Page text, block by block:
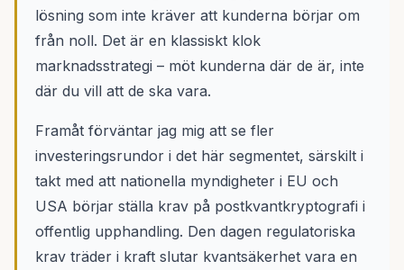
lösning som inte kräver att kunderna börjar om
från noll. Det är en klassiskt klok
marknadsstrategi – möt kunderna där de är, inte
där du vill att de ska vara.
Framåt förväntar jag mig att se fler
investeringsrundor i det här segmentet, särskilt i
takt med att nationella myndigheter i EU och
USA börjar ställa krav på postkvantkryptografi i
offentlig upphandling. Den dagen regulatoriska
krav träder i kraft slutar kvantsäkerhet vara en